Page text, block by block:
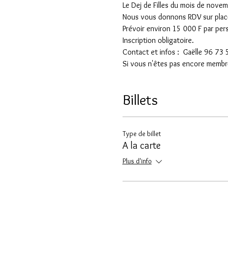
Le Dej de Filles du mois de
Nous vous donnons RDV sur
Prévoir environ 15 000 F par
Inscription obligatoire.
Contact et infos :  Gaëlle 96 73
Si vous n'êtes pas encore
Billets
Type de billet
A la carte
Plus d'info